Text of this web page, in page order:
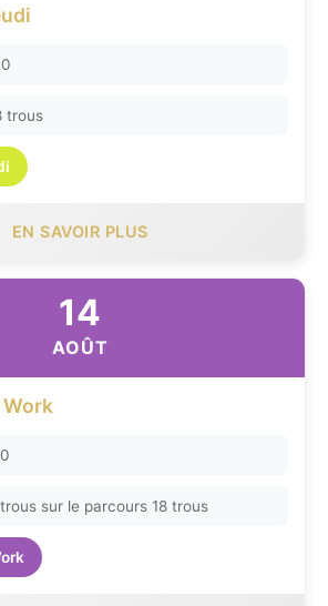
trous
EN SAVOIR PLUS
14
AOÛT
sur le parcours 18 trous